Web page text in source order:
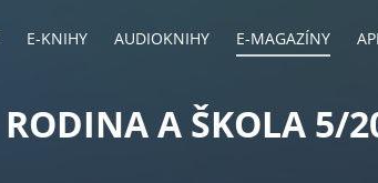
E-KNIHY AUDIOKNIHY E-MAGAZÍNY
RODINA A ŠKOLA 5/